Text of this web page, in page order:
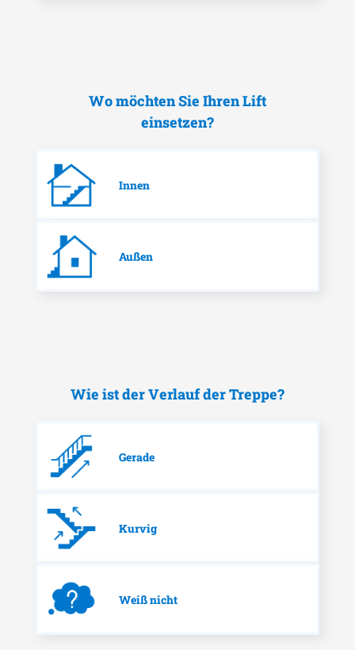
Wo möchten Sie Ihren Lift
einsetzen?
Innen
Außen
Wie ist der Verlauf der Treppe?
Gerade
Kurvig
Weiß nicht